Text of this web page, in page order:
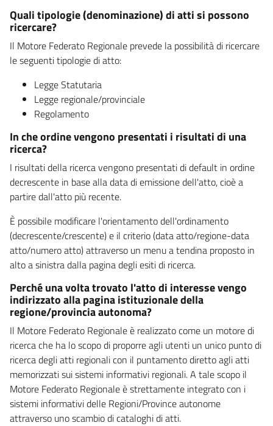
Quali tipologie (denominazione) di atti si possono
ricercare?
Il Motore Federato Regionale prevede la possibilità di ricercare
le seguenti tipologie di atto:
Legge Statutaria
Legge regionale/provinciale
Regolamento
In che ordine vengono presentati i risultati di una
ricerca?
I risultati della ricerca vengono presentati di default in ordine
decrescente in base alla data di emissione dell'atto, cioè a
partire dall'atto più recente.
È possibile modificare l'orientamento dell'ordinamento
(decrescente/crescente) e il criterio (data atto/regione-data
atto/numero atto) attraverso un menu a tendina proposto in
alto a sinistra dalla pagina degli esiti di ricerca.
Perché una volta trovato l'atto di interesse vengo
indirizzato alla pagina istituzionale della
regione/provincia autonoma?
Il Motore Federato Regionale è realizzato come un motore di
ricerca che ha lo scopo di proporre agli utenti un unico punto di
ricerca degli atti regionali con il puntamento diretto agli atti
memorizzati sui sistemi informativi regionali. A tale scopo il
Motore Federato Regionale è strettamente integrato con i
sistemi informativi delle Regioni/Province autonome
attraverso uno scambio di cataloghi di atti.